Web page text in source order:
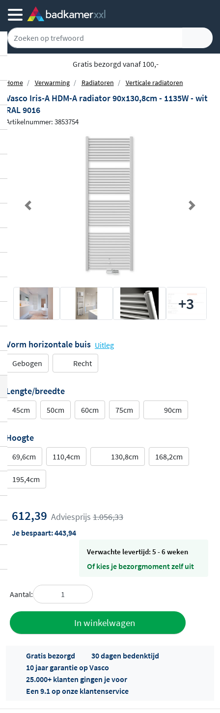
Gratis bezorgd vanaf 100,-
Home Verwarming Radiatoren Verticale radiatoren
Vasco Iris-A HDM-A radiator 90x130,8cm - 1135W - wit
RAL 9016
Artikelnummer: 3853754
Previous Next
+3
Vorm horizontale buis Uitleg
Gebogen
Recht
Lengte/breedte
45cm 50cm 60cm 75cm 90cm
Hoogte
69,6cm 110,4cm 130,8cm 168,2cm
195,4cm
612,39 Adviesprijs 1.056,33
Je bespaart:443,94
Verwachte levertijd: 5 - 6 weken
Of kies je bezorgmoment zelf uit
Aantal:
In winkelwagen
Gratis bezorgd
30 dagen bedenktijd
10 jaar garantie op Vasco
25.000+ klanten gingen je voor
Een 9.1 op onze klantenservice